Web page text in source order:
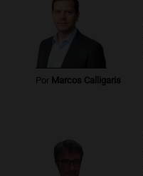
Por Marcos Calligaris